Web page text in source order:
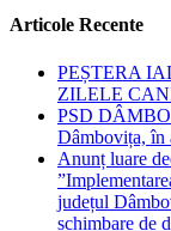
Articole Recente
PEȘTERA
ZILELE
PSD
Dâmbovița, în
Anunț luare
județul
schimbare de